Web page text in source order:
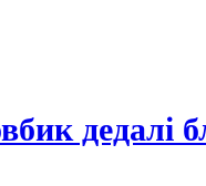
дедалі